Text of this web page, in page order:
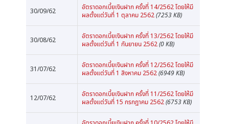
30/09/62
อัตราดอกเบี้ยเงินฝาก ครั้งที่ 14/2562 โดยให้มี
ผลตั้งแต่วันที่ 1 ตุลาคม 2562(7253 KB)
30/08/62
อัตราดอกเบี้ยเงินฝาก ครั้งที่ 13/2562 โดยให้มี
ผลตั้งแต่วันที่ 1 กันยายน 2562(0 KB)
31/07/62
อัตราดอกเบี้ยเงินฝาก ครั้งที่ 12/2562 โดยให้มี
ผลตั้งแต่วันที่ 1 สิงหาคม 2562(6949 KB)
12/07/62
อัตราดอกเบี้ยเงินฝาก ครั้งที่ 11/2562 โดยให้มี
ผลตั้งแต่วันที่ 15 กรกฎาคม 2562(6753 KB)